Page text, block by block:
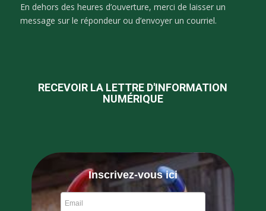
En dehors des heures d’ouverture, merci de laisser un
message sur le répondeur ou d’envoyer un courriel.
RECEVOIR LA LETTRE D'INFORMATION
NUMÉRIQUE
Inscrivez-vous ici